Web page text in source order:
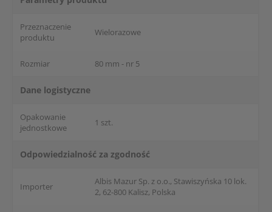
Przeznaczenie
produktu
Wielorazowe
Rozmiar 80 mm - nr 5
Dane logistyczne
Opakowanie
jednostkowe
1 szt.
Odpowiedzialność za zgodność
Importer
Albis Mazur Sp. z o.o., Stawiszyńska 10 lok.
2, 62-800 Kalisz, Polska